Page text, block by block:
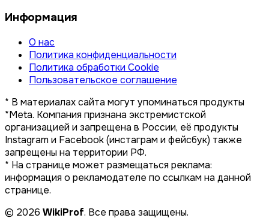
Информация
О нас
Политика конфиденциальности
Политика обработки Cookie
Пользовательское соглашение
* В материалах сайта могут упоминаться продукты
*Meta. Компания признана экстремистской
организацией и запрещена в России, её продукты
Instagram и Facebook (инстаграм и фейсбук) также
запрещены на территории РФ.
* На странице может размещаться реклама:
информация о рекламодателе по ссылкам на данной
странице.
© 2026 WikiProf. Все права защищены.